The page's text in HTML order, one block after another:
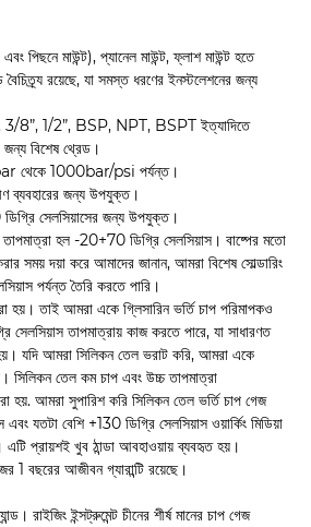
এবং পিছনে মাউন্ট), প্যানেল মাউন্ট, ফ্লাশ মাউন্ট হতে
রয়েছে, যা সমস্ত ধরণের ইনস্টলেশনের জন্য
3/8”, 1/2”, BSP, NPT, BSPT ইত্যাদিতে
বিশেষ থ্রেড।
থেকে 1000bar/psi পর্যন্ত।
ব্যবহারের জন্য উপযুক্ত।
সেলসিয়াসের জন্য উপযুক্ত।
তাপমাত্রা হল -20+70 ডিগ্রি সেলসিয়াস। বাষ্পের মতো
সময় দয়া করে আমাদের জানান, আমরা বিশেষ সোল্ডারিং
পর্যন্ত তৈরি করতে পারি।
হয়। তাই আমরা একে গ্লিসারিন ভর্তি চাপ পরিমাপকও
তাপমাত্রায় কাজ করতে পারে, যা সাধারণত
যদি আমরা সিলিকন তেল ভরাট করি, আমরা একে
সিলিকন তেল কম চাপ এবং উচ্চ তাপমাত্রা
হয়. আমরা সুপারিশ করি সিলিকন তেল ভর্তি চাপ গেজ
যতটা বেশি +130 ডিগ্রি সেলসিয়াস ওয়ার্কিং মিডিয়া
এটি প্রায়শই খুব ঠান্ডা আবহাওয়ায় ব্যবহৃত হয়।
1 বছরের আজীবন গ্যারান্টি রয়েছে।
রাইজিং ইন্সট্রুমেন্ট চীনের শীর্ষ মানের চাপ গেজ